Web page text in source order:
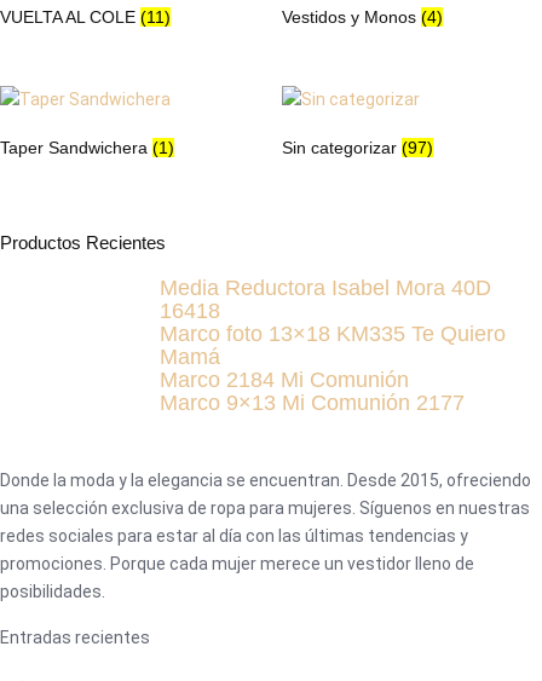
VUELTA AL COLE (11) Vestidos y Monos (4)
Taper Sandwichera (1) Sin categorizar (97)
Productos Recientes
Media Reductora Isabel Mora 40D
16418
Marco foto 13×18 KM335 Te Quiero
Mamá
Marco 2184 Mi Comunión
Marco 9×13 Mi Comunión 2177
Donde la moda y la elegancia se encuentran. Desde 2015, ofreciendo
una selección exclusiva de ropa para mujeres. Síguenos en nuestras
redes sociales para estar al día con las últimas tendencias y
promociones. Porque cada mujer merece un vestidor lleno de
posibilidades.
Entradas recientes